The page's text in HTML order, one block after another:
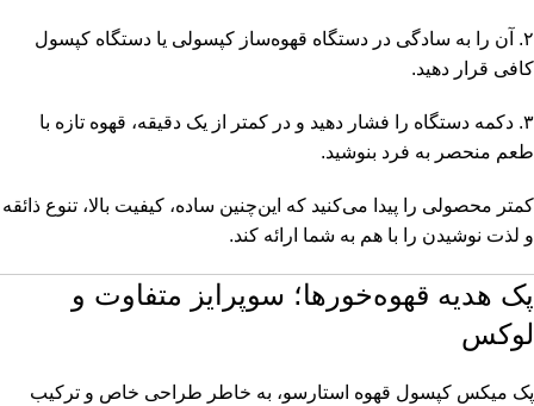
۲. آن را به سادگی در دستگاه قهوه‌ساز کپسولی یا دستگاه کپسول
کافی قرار دهید.
۳. دکمه دستگاه را فشار دهید و در کمتر از یک دقیقه، قهوه تازه با
طعم منحصر به فرد بنوشید.
کمتر محصولی را پیدا می‌کنید که این‌چنین ساده، کیفیت بالا، تنوع ذائقه
و لذت نوشیدن را با هم به شما ارائه کند.
پک هدیه قهوه‌خورها؛ سوپرایز متفاوت و
لوکس
پک میکس کپسول قهوه استارسو، به خاطر طراحی خاص و ترکیب